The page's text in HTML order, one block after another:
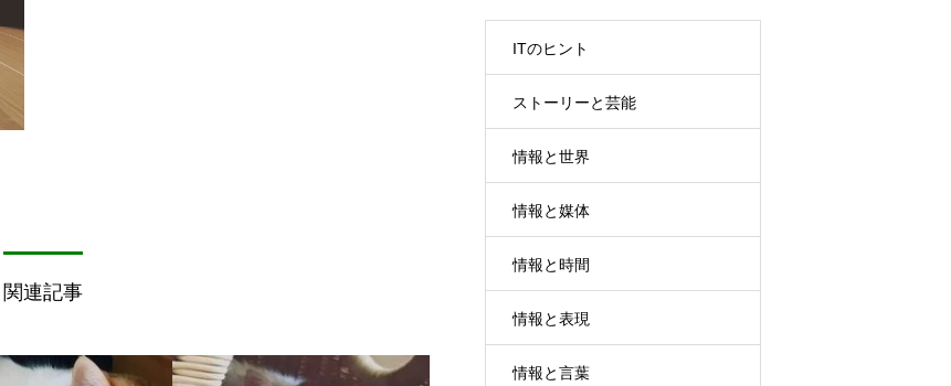
関連記事
ITのヒント
ストーリーと芸能
情報と世界
情報と媒体
情報と時間
情報と表現
情報と言葉